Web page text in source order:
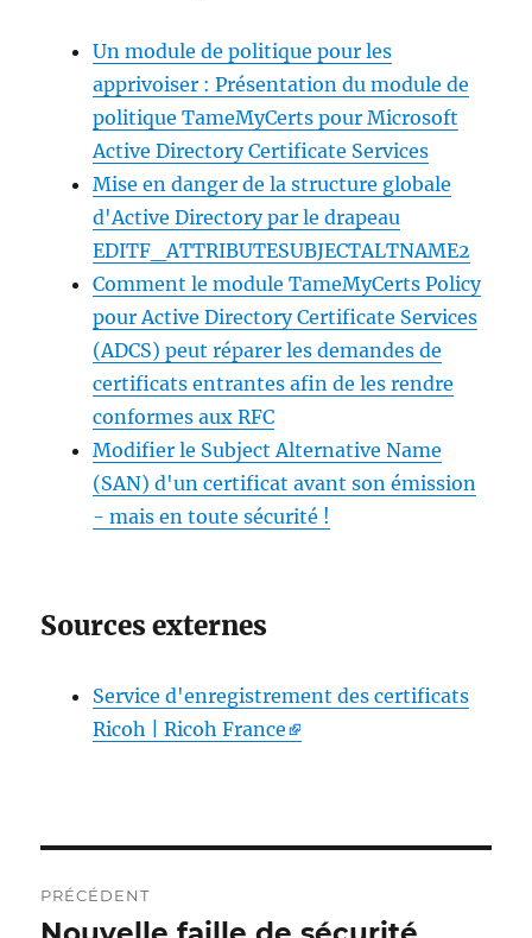
Un module de politique pour les
apprivoiser : Présentation du module de
politique TameMyCerts pour Microsoft
Active Directory Certificate Services
Mise en danger de la structure globale
d'Active Directory par le drapeau
EDITF_ATTRIBUTESUBJECTALTNAME2
Comment le module TameMyCerts Policy
pour Active Directory Certificate Services
(ADCS) peut réparer les demandes de
certificats entrantes afin de les rendre
conformes aux RFC
Modifier le Subject Alternative Name
(SAN) d'un certificat avant son émission
- mais en toute sécurité !
Sources externes
Service d'enregistrement des certificats
Ricoh | Ricoh France
postale
PRÉCÉDENT
Publication